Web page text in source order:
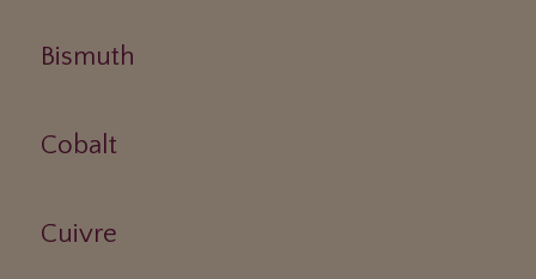
Bismuth
Cobalt
Cuivre